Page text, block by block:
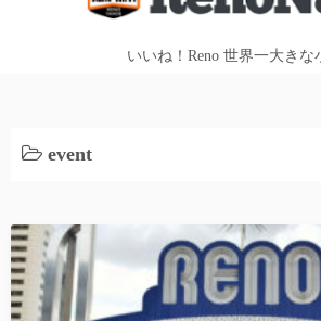
いいね！Reno 世界一大きな
event